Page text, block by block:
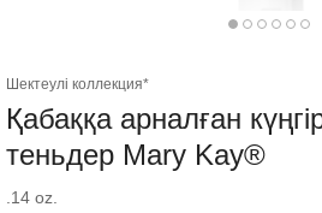
Шектеулі коллекция*
Қабаққа арналған
теньдер Mary Kay®
.14 oz.